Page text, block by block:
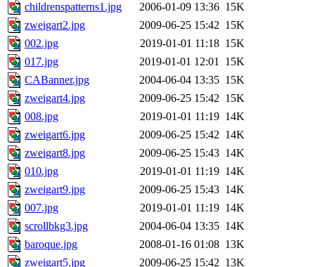
childrenspatterns1.jpg
2006-01-09 13:36 15K
zweigart2.jpg
2009-06-25 15:42 15K
002.jpg
2019-01-01 11:18 15K
017.jpg
2019-01-01 12:01 15K
CABanner.jpg
2004-06-04 13:35 15K
zweigart4.jpg
2009-06-25 15:42 15K
008.jpg
2019-01-01 11:19 14K
zweigart6.jpg
2009-06-25 15:42 14K
zweigart8.jpg
2009-06-25 15:43 14K
010.jpg
2019-01-01 11:19 14K
zweigart9.jpg
2009-06-25 15:43 14K
007.jpg
2019-01-01 11:19 14K
scrollbkg3.jpg
2004-06-04 13:35 14K
baroque.jpg
2008-01-16 01:08 13K
zweigart5.jpg
2009-06-25 15:42 13K